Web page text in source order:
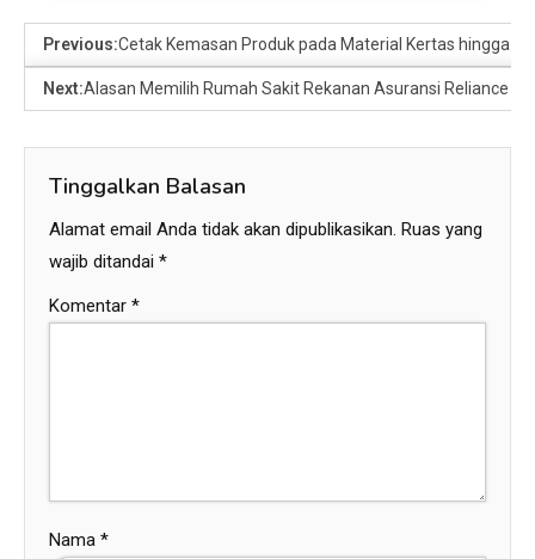
Previous:Cetak Kemasan Produk pada Material Kertas hingga
Next:Alasan Memilih Rumah Sakit Rekanan Asuransi Reliance
Tinggalkan Balasan
Alamat email Anda tidak akan dipublikasikan. Ruas yang
wajib ditandai *
Komentar *
Nama *